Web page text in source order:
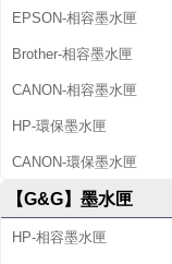
EPSON-相容墨水匣
Brother-相容墨水匣
CANON-相容墨水匣
HP-環保墨水匣
CANON-環保墨水匣
【G&G】墨水匣
HP-相容墨水匣